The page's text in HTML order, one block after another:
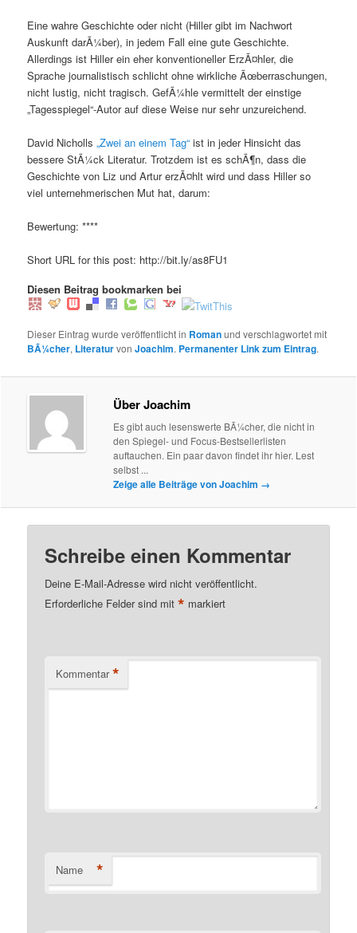
Eine wahre Geschichte oder nicht (Hiller gibt im Nachwort
Auskunft darÃ¼ber), in jedem Fall eine gute Geschichte.
Allerdings ist Hiller ein eher konventioneller ErzÃ¤hler, die
Sprache journalistisch schlicht ohne wirkliche Ãœberraschungen,
nicht lustig, nicht tragisch. GefÃ¼hle vermittelt der einstige
„Tagesspiegel“-Autor auf diese Weise nur sehr unzureichend.
David Nicholls„Zwei an einem Tag“ ist in jeder Hinsicht das
bessere StÃ¼ck Literatur. Trotzdem ist es schÃ¶n, dass die
Geschichte von Liz und Artur erzÃ¤hlt wird und dass Hiller so
viel unternehmerischen Mut hat, darum:
Bewertung: ****
Short URL for this post: http://bit.ly/as8FU1
Diesen Beitrag bookmarken bei
Dieser Eintrag wurde veröffentlicht in Romanund verschlagwortet mit
BÃ¼cher, LiteraturvonJoachim. Permanenter Link zum Eintrag.
Über Joachim
Es gibt auch lesenswerte BÃ¼cher, die nicht in
den Spiegel- und Focus-Bestsellerlisten
auftauchen. Ein paar davon findet ihr hier. Lest
selbst ...
Zeige alle Beiträge von Joachim →
Schreibe einen Kommentar
Deine E-Mail-Adresse wird nicht veröffentlicht.
Erforderliche Felder sind mit* markiert
Kommentar *
Name *